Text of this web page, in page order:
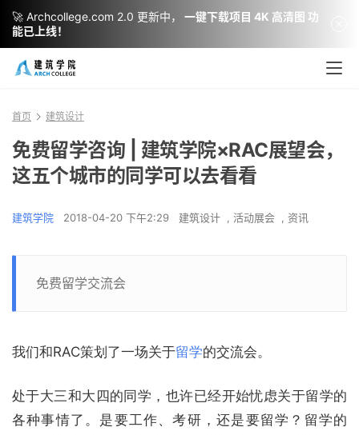
首页 建筑设计
免费留学咨询 | 建筑学院×RAC展望会，
这五个城市的同学可以去看看
建筑学院 2018-04-20 下午2:29 建筑设计 , 活动展会 , 资讯
免费留学交流会
我们和RAC策划了一场关于留学的交流会。
处于大三和大四的同学，也许已经开始忧虑关于留学的
各种事情了。是要工作、考研，还是要留学？留学的
🚀 Archcollege.com 2.0 更新中，
一键下载项目 4K 高清图 功
能已上线！